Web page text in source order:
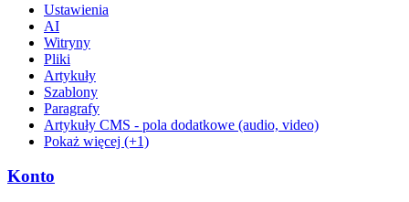
Ustawienia
AI
Witryny
Pliki
Artykuły
Szablony
Paragrafy
Artykuły CMS - pola dodatkowe (audio, video)
Pokaż więcej (+1)
Konto